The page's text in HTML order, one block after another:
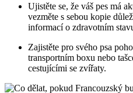
Ujistěte se, že váš pes má
vezměte s sebou kopie
informací o zdravotním
Zajistěte pro svého psa
transportním boxu nebo
cestujícími se zvířaty.